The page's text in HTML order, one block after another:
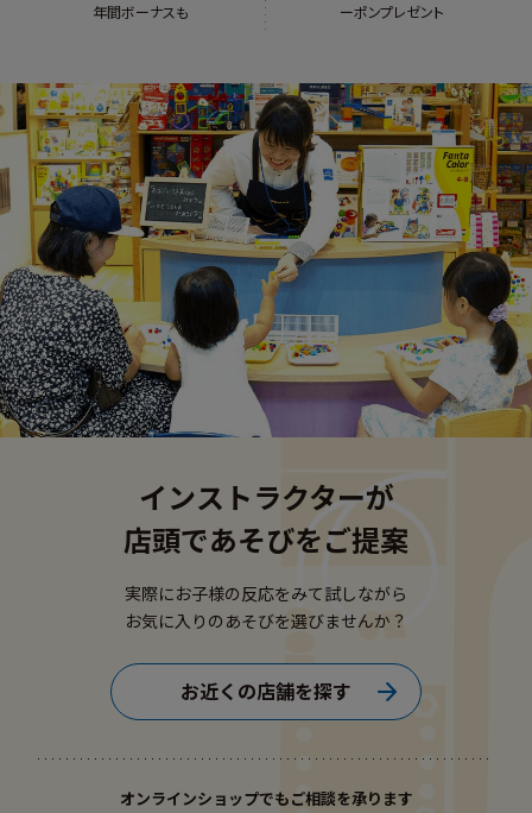
年間ボーナスも
ーポンプレゼント
インストラクターが
店頭であそびをご提案
実際にお子様の反応をみて試しながら
お気に入りのあそびを選びませんか？
お近くの店舗を探す
オンラインショップでもご相談を承ります